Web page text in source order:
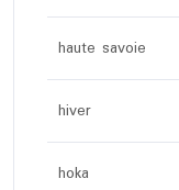
haute savoie
hiver
hoka